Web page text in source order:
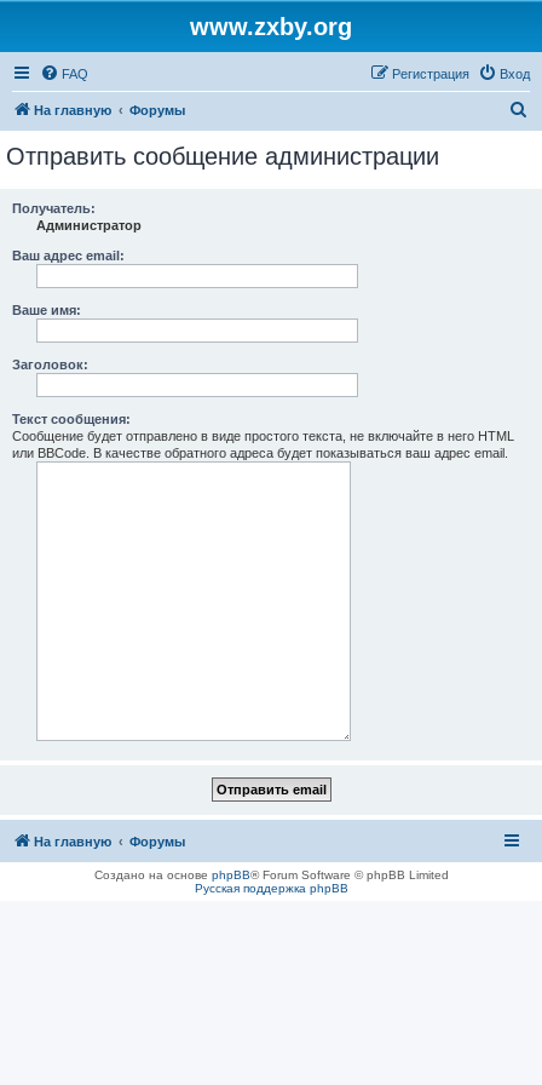
www.zxby.org
FAQ Вход
Регистрация
На главную Форумы
Отправить сообщение администрации
Получатель:
Администратор
Ваш адрес email:
Ваше имя:
Заголовок:
Текст сообщения:
Сообщение будет отправлено в виде простого текста, не включайте в него HTML
или BBCode. В качестве обратного адреса будет показываться ваш адрес email.
На главную Форумы
Создано на основе phpBB® Forum Software © phpBB Limited
Русская поддержка phpBB